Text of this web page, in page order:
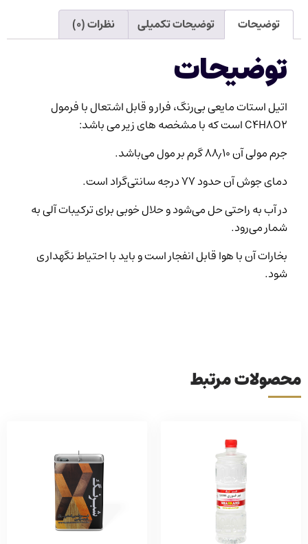
توضیحات توضیحات تکمیلی نظرات (۰)
توضیحات
اتیل استات مایعی بی‌رنگ، فرار و قابل اشتعال با فرمول
C4H8O2 است که با مشخصه های زیر می باشد:
جرم مولی آن ۸۸٫۱۰ گرم بر مول می‌باشد.
دمای جوش آن حدود ۷۷ درجه سانتی‌گراد است.
در آب به راحتی حل می‌شود و حلال خوبی برای ترکیبات آلی به
شمار می‌رود.
بخارات آن با هوا قابل انفجار است و باید با احتیاط نگهداری
شود.
محصولات مرتبط